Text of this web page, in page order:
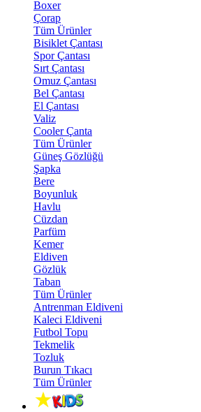
Boxer
Çorap
Tüm Ürünler
Bisiklet Çantası
Spor Çantası
Sırt Çantası
Omuz Çantası
Bel Çantası
El Çantası
Valiz
Cooler Çanta
Tüm Ürünler
Güneş Gözlüğü
Şapka
Bere
Boyunluk
Havlu
Cüzdan
Parfüm
Kemer
Eldiven
Gözlük
Taban
Tüm Ürünler
Antrenman Eldiveni
Kaleci Eldiveni
Futbol Topu
Tekmelik
Tozluk
Burun Tıkacı
Tüm Ürünler